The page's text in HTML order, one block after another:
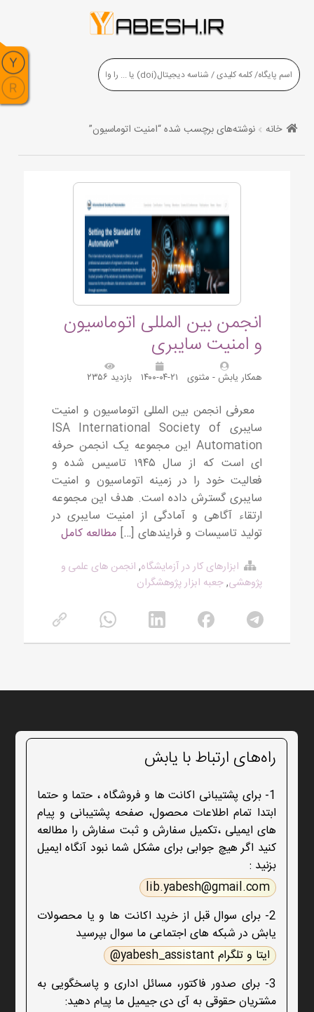
خانه نوشته‌های برچسب شده “امنیت اتوماسیون”
انجمن بین المللی اتوماسیون
و امنیت سایبری
همکار یابش - مثنوی ۱۴۰۰-۰۴-۲۱ بازدید ۲۳۵۶
معرفی انجمن بین المللی اتوماسیون و امنیت
سایبری ISA International Society of
Automation این مجموعه یک انجمن حرفه
ای است که از سال ۱۹۴۵ تاسیس شده و
فعالیت خود را در زمینه اتوماسیون و امنیت
سایبری گسترش داده است. هدف این مجموعه
ارتقاء آگاهی و آمادگی از امنیت سایبری در
تولید تاسیسات و فرایندهای […]مطالعه کامل
ابزارهای کار در آزمایشگاه, انجمن های علمی و
پژوهشی,جعبه ابزار پژوهشگران
راه‌های ارتباط با یابش
1- برای پشتیبانی اکانت ها و فروشگاه ، حتما و حتما
ابتدا تمام اطلاعات محصول، صفحه پشتیبانی و پیام
های ایمیلی ،تکمیل سفارش و ثبت سفارش را مطالعه
کنید اگر هیچ جوابی برای مشکل شما نبود آنگاه ایمیل
بزنید :
lib.yabesh@gmail.com
2- برای سوال قبل از خرید اکانت ها و یا محصولات
یابش در شبکه های اجتماعی ما سوال بپرسید
ایتا و تلگرام yabesh_assistant@
3- برای صدور فاکتور، مسائل اداری و پاسخگویی به
مشتریان حقوقی به آی دی جیمیل ما پیام دهید: